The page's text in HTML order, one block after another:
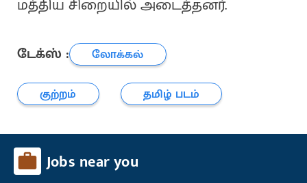
மத்திய சிறையில் அடைத்தனர்.
டேக்ஸ் :
லோக்கல்
குற்றம்
தமிழ் படம்
Jobs near you